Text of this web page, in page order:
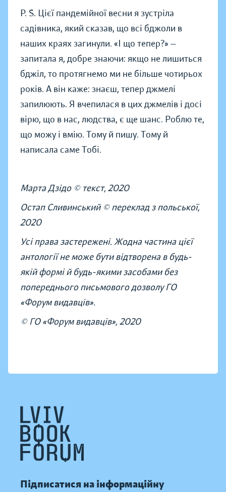
P. S. Цієї пандемійної весни я зустріла
садівника, який сказав, що всі бджоли в
наших краях загинули. «І що тепер?» —
запитала я, добре знаючи: якщо не лишиться
бджіл, то протягнемо ми не більше чотирьох
років. А він каже: знаєш, тепер джмелі
запилюють. Я вчепилася в цих джмелів і досі
вірю, що в нас, людства, є ще шанс. Роблю те,
що можу і вмію. Тому й пишу. Тому й
написала саме Тобі.
Марта Дзідо © текст, 2020
Остап Сливинський © переклад з польської,
2020
Усі права застережені. Жодна частина цієї
антології не може бути відтворена в будь-
якій формі й будь-якими засобами без
попереднього письмового дозволу ГО
«Форум видавців».
© ГО «Форум видавців», 2020
Підписатися на інформаційну